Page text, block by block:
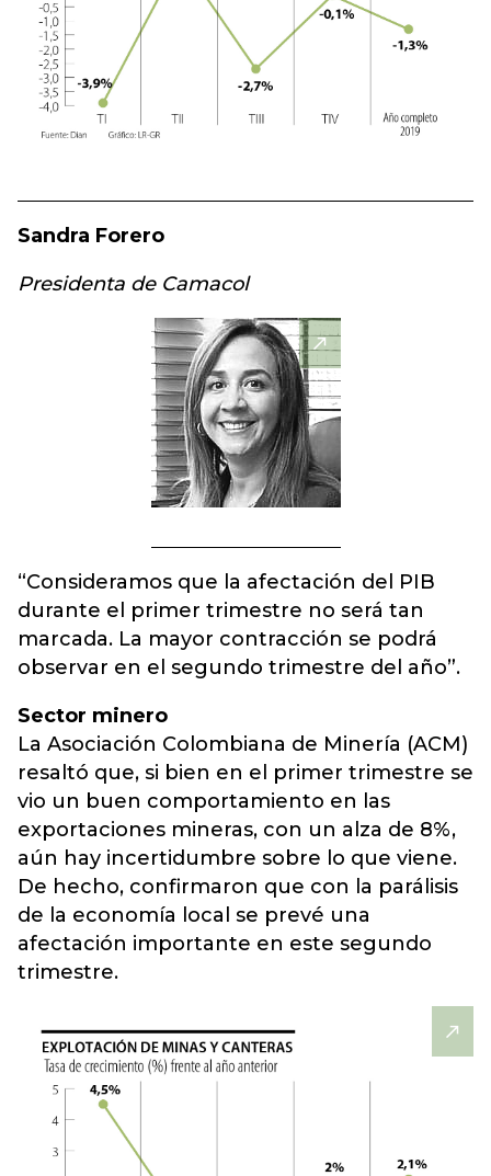
Sandra Forero
Presidenta de Camacol
“Consideramos que la afectación del PIB
durante el primer trimestre no será tan
marcada. La mayor contracción se podrá
observar en el segundo trimestre del año”.
Sector minero
La Asociación Colombiana de Minería (ACM)
resaltó que, si bien en el primer trimestre se
vio un buen comportamiento en las
exportaciones mineras, con un alza de 8%,
aún hay incertidumbre sobre lo que viene.
De hecho, confirmaron que con la parálisis
de la economía local se prevé una
afectación importante en este segundo
trimestre.